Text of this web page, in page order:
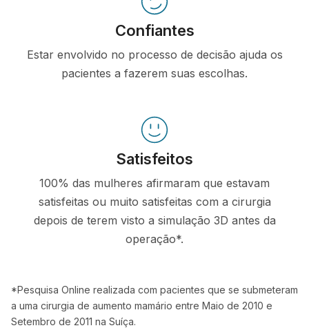
Confiantes
Estar envolvido no processo de decisão ajuda os
pacientes a fazerem suas escolhas.
Satisfeitos
100% das mulheres afirmaram que estavam
satisfeitas ou muito satisfeitas com a cirurgia
depois de terem visto a simulação 3D antes da
operação*.
*Pesquisa Online realizada com pacientes que se submeteram
a uma cirurgia de aumento mamário entre Maio de 2010 e
Setembro de 2011 na Suíça.